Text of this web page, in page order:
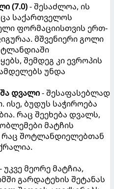
(7.0)- შესაძლოა, ის
საქართველოს
ფორმაციისთვის ერთ-
მშვენიერი გოლი
შემდეგ კი ევროპის
უნდა
დვალი- შესაფასებლად
ბუდუს საჭიროება
რაც შეეხება დვალს,
მატჩის
შოტლანდიელებთან
- უკვე მეორე მატჩია,
გარდატეხის შეტანას